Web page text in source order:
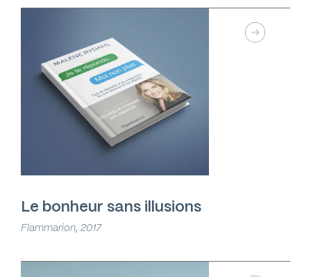
Le bonheur sans illusions
Flammarion, 2017